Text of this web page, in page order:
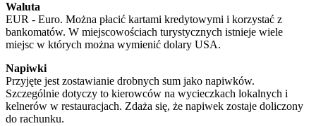
Waluta
EUR - Euro. Można płacić kartami kredytowymi i korzystać z
bankomatów. W miejscowościach turystycznych istnieje wiele
miejsc w których można wymienić dolary USA.
Napiwki
Przyjęte jest zostawianie drobnych sum jako napiwków.
Szczególnie dotyczy to kierowców na wycieczkach lokalnych i
kelnerów w restauracjach. Zdaża się, że napiwek zostaje doliczony
do rachunku.